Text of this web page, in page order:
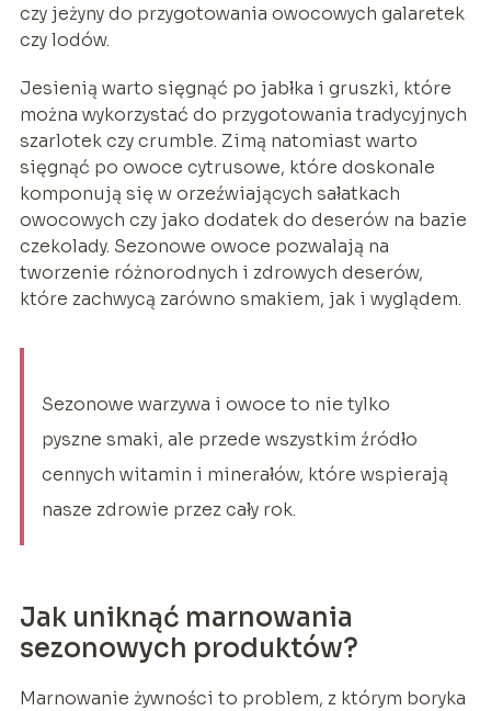
czy jeżyny do przygotowania owocowych galaretek
czy lodów.
Jesienią warto sięgnąć po jabłka i gruszki, które
można wykorzystać do przygotowania tradycyjnych
szarlotek czy crumble. Zimą natomiast warto
sięgnąć po owoce cytrusowe, które doskonale
komponują się w orzeźwiających sałatkach
owocowych czy jako dodatek do deserów na bazie
czekolady. Sezonowe owoce pozwalają na
tworzenie różnorodnych i zdrowych deserów,
które zachwycą zarówno smakiem, jak i wyglądem.
Sezonowe warzywa i owoce to nie tylko
pyszne smaki, ale przede wszystkim źródło
cennych witamin i minerałów, które wspierają
nasze zdrowie przez cały rok.
Jak uniknąć marnowania
sezonowych produktów?
Marnowanie żywności to problem, z którym boryka